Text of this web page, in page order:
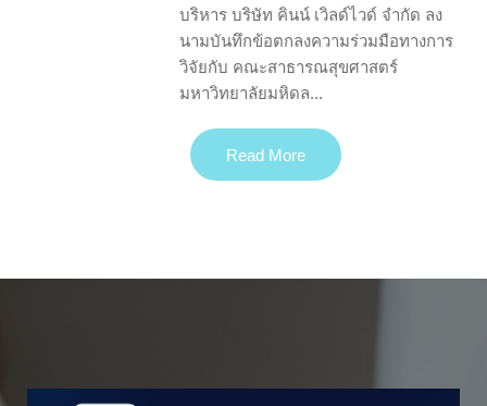
บริหาร บริษัท คินน์ เวิลด์ไวด์ จำกัด ลง
นามบันทึกข้อตกลงความร่วมมือทางการ
วิจัยกับ คณะสาธารณสุขศาสตร์
มหาวิทยาลัยมหิดล...
Read More